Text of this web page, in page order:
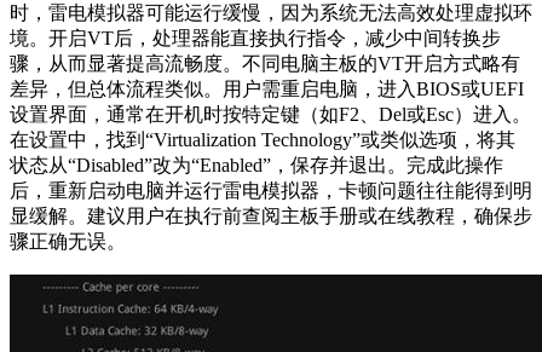
时，雷电模拟器可能运行缓慢，因为系统无法高效处理虚拟环
境。开启VT后，处理器能直接执行指令，减少中间转换步
骤，从而显著提高流畅度。不同电脑主板的VT开启方式略有
差异，但总体流程类似。用户需重启电脑，进入BIOS或UEFI
设置界面，通常在开机时按特定键（如F2、Del或Esc）进入。
在设置中，找到“Virtualization Technology”或类似选项，将其
状态从“Disabled”改为“Enabled”，保存并退出。完成此操作
后，重新启动电脑并运行雷电模拟器，卡顿问题往往能得到明
显缓解。建议用户在执行前查阅主板手册或在线教程，确保步
骤正确无误。